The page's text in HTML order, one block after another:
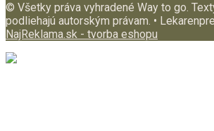
© Všetky práva vyhradené Way to go.
podliehajú autorským právam. •
NajReklama.sk - tvorba eshopu